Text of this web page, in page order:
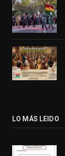
LO MÁS LEIDO